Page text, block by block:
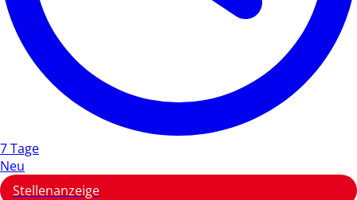
7 Tage
Neu
Stellenanzeige